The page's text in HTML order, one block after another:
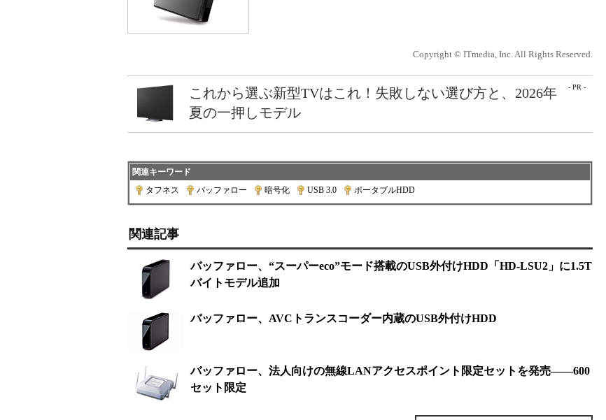
Copyright © ITmedia, Inc. All Rights Reserved.
- PR -
これから選ぶ新型TVはこれ！失敗しない選び方と、2026年
夏の一押しモデル
関連キーワード
タフネス
バッファロー 暗号化 USB 3.0 ポータブルHDD
関連記事
バッファロー、“スーパーeco”モード搭載のUSB外付けHDD「HD-LSU2」に1.5T
バイトモデル追加
バッファロー、AVCトランスコーダー内蔵のUSB外付けHDD
バッファロー、法人向けの無線LANアクセスポイント限定セットを発売――600
セット限定